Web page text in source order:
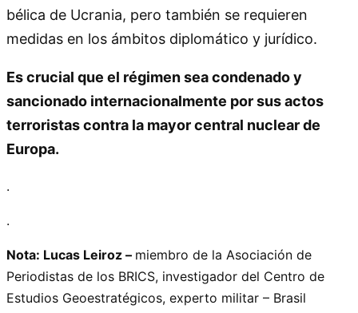
bélica de Ucrania, pero también se requieren
medidas en los ámbitos diplomático y jurídico.
Es crucial que el régimen sea condenado y
sancionado internacionalmente por sus actos
terroristas contra la mayor central nuclear de
Europa.
.
.
Nota: Lucas Leiroz – miembro de la Asociación de
Periodistas de los BRICS, investigador del Centro de
Estudios Geoestratégicos, experto militar – Brasil